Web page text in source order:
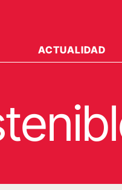
ACTUALIDAD